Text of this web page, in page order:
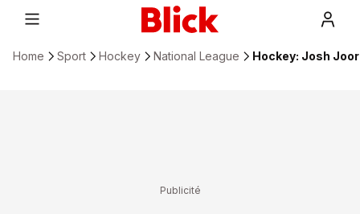
Home Sport Hockey National League Hockey: Josh